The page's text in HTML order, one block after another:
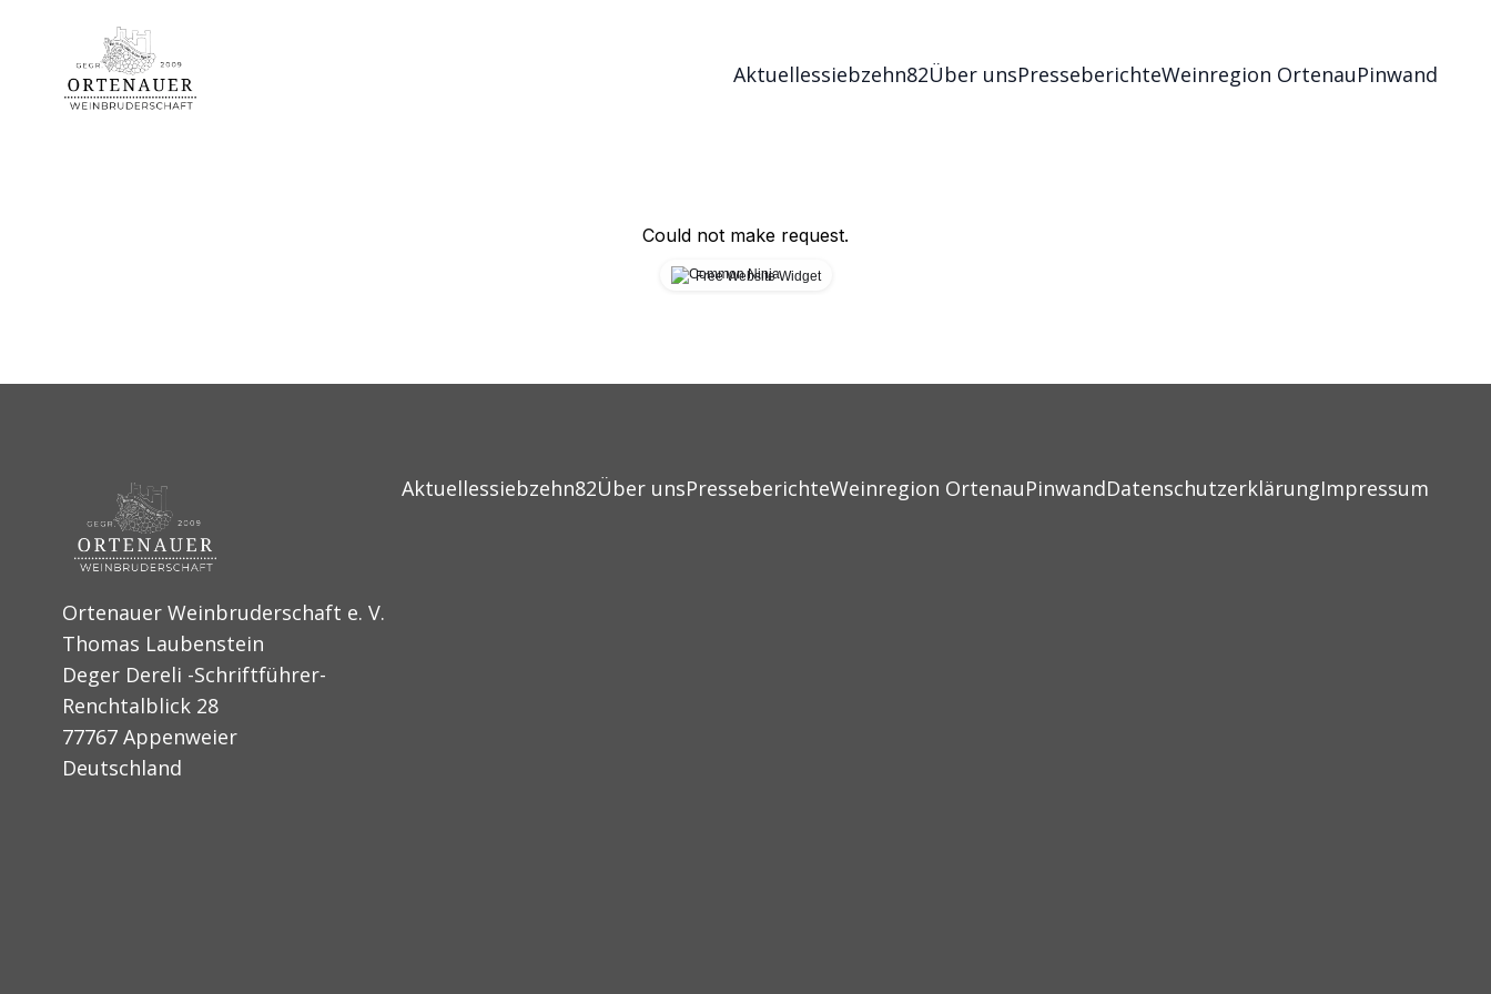
Aktuellessiebzehn82Über unsPresseberichteWeinregion OrtenauPinwand
Could not make request.
Free Website Widget
Ortenauer Weinbruderschaft e. V.
Thomas Laubenstein
Deger Dereli -Schriftführer-
Renchtalblick 28
77767 Appenweier
Deutschland
Aktuellessiebzehn82Über unsPresseberichteWeinregion OrtenauPinwandDatenschutzerklärungImpressum